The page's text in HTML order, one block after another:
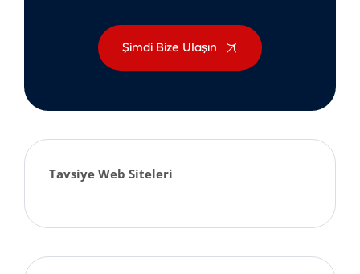
Şimdi Bize Ulaşın
Tavsiye Web Siteleri